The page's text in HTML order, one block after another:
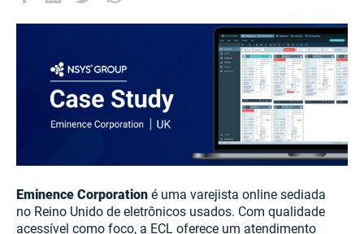
Eminence Corporation é uma varejista online sediada
no Reino Unido de eletrônicos usados. Com qualidade
acessível como foco, a ECL oferece um atendimento